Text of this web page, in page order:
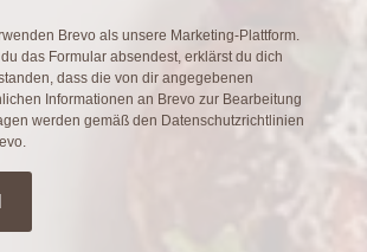
Brevo als unsere Marketing-Plattform.
du das Formular absendest, erklärst du dich
dass die von dir angegebenen
Informationen an Brevo zur Bearbeitung
werden gemäß den Datenschutzrichtlinien